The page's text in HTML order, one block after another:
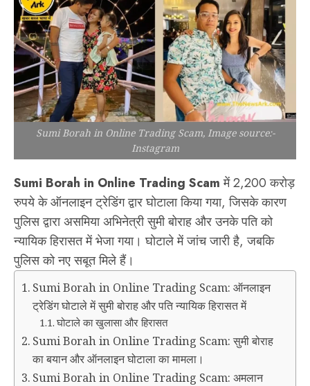
Sumi Borah in Online Trading Scam, Image source:-
Instagram
Sumi Borah in Online Trading Scamमें 2,200 करोड़
रुपये के ऑनलाइन ट्रेडिंग द्वार घोटाला किया गया, जिसके कारण
पुलिस द्वारा असमिया अभिनेत्री सुमी बोराह और उनके पति को
न्यायिक हिरासत में भेजा गया। घोटाले में जांच जारी है, जबकि
पुलिस को नए सबूत मिले हैं।
Sumi Borah in Online Trading Scam: ऑनलाइन
ट्रेडिंग घोटाले में सुमी बोराह और पति न्यायिक हिरासत में
घोटाले का खुलासा और हिरासत
Sumi Borah in Online Trading Scam: सुमी बोराह
का बयान और ऑनलाइन घोटाला का मामला।
Sumi Borah in Online Trading Scam: अमलान